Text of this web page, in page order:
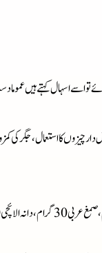
تو اسے اسہال کہتے ہیں
چیزوں کا استعمال ،جگر کی